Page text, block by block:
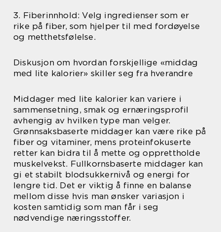
3. Fiberinnhold: Velg ingredienser som er
rike på fiber, som hjelper til med fordøyelse
og metthetsfølelse.
Diskusjon om hvordan forskjellige «middag
med lite kalorier» skiller seg fra hverandre
Middager med lite kalorier kan variere i
sammensetning, smak og ernæringsprofil
avhengig av hvilken type man velger.
Grønnsaksbaserte middager kan være rike på
fiber og vitaminer, mens proteinfokuserte
retter kan bidra til å mette og opprettholde
muskelvekst. Fullkornsbaserte middager kan
gi et stabilt blodsukkernivå og energi for
lengre tid. Det er viktig å finne en balanse
mellom disse hvis man ønsker variasjon i
kosten samtidig som man får i seg
nødvendige næringsstoffer.